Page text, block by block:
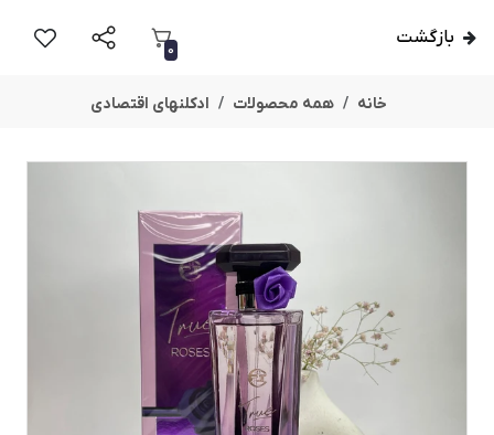
بازگشت
0
خانه همه محصولات ادکلنهای اقتصادی